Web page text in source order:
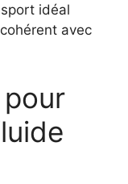
idéal
avec